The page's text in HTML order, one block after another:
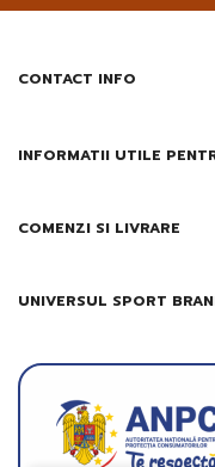
CONTACT INFO
INFORMATII UTILE
COMENZI SI LIVRARE
UNIVERSUL SPORT